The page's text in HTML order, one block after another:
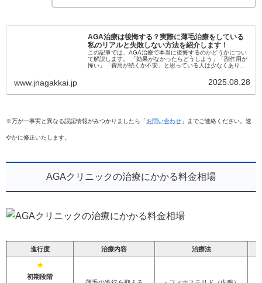
AGA治療は後悔する？実際に薄毛治療をしている
私のリアルと失敗しない方法を紹介します！
この記事では、AGA治療で本当に後悔するのかどうかについ
て解説します。 「効果がなかったらどうしよう」「副作用が
怖い」「費用が続くか不安」と思っている人は少なくありま
www.jnagakkai.jp 2025.08.28
※万が一事実と異なる誤認情報がみつかりましたら「お問い合わせ 」までご連絡ください。速
やかに修正いたします。
AGAクリニックの治療にかかる料金相場
進行度 治療内容 治療法
★
初期段階